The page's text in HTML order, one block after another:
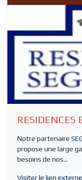
RESIDENCES
Notre partenaire
propose une large
besoins de nos...
Visiter le lien